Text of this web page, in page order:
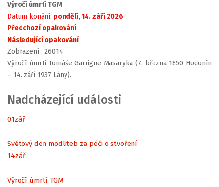
Výročí úmrtí TGM
Datum konání: pondělí, 14. září 2026
Předchozí opakování
Následující opakování
Zobrazení : 26014
Výročí úmrtí Tomáše Garrigue Masaryka (7. března 1850 Hodonín
– 14. září 1937 Lány).
Nadcházející události
01zář
Světový den modliteb za péči o stvoření
14zář
Výročí úmrtí TGM